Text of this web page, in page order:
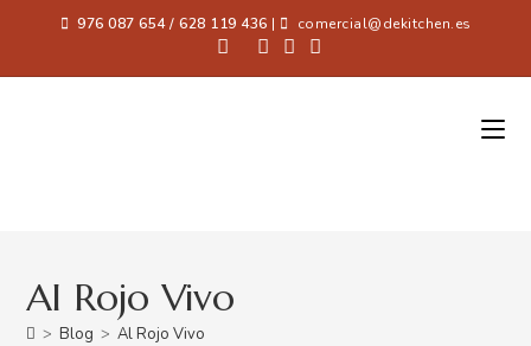
976 087 654 / 628 119 436 | comercial@dekitchen.es
Al Rojo Vivo
> Blog > Al Rojo Vivo